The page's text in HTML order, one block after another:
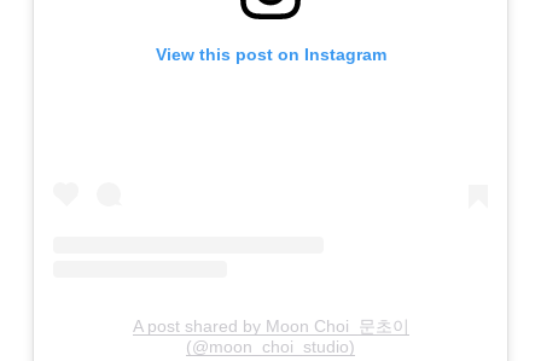
View this post on Instagram
A post shared by Moon Choi_문초이
(@moon_choi_studio)